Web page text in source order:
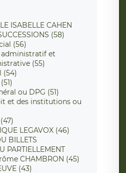
ISABELLE CAHEN
(58)
(56)
administratif et
(55)
(54)
ou DPG (51)
et des institutions ou
LEGAVOX (46)
BILLETS
PARTIELLEMENT
CHAMBRON (45)
(43)